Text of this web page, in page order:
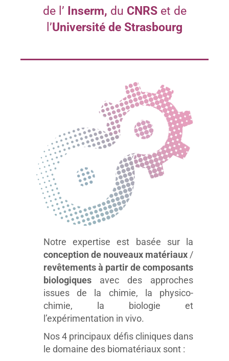
de l’ Inserm, du CNRS et de
l’Université de Strasbourg
Notre expertise est basée sur la
conception de nouveaux matériaux /
revêtements à partir de composants
biologiques avec des approches
issues de la chimie, la physico-
chimie, la biologie et
l’expérimentation in vivo.
Nos 4 principaux défis cliniques dans
le domaine des biomatériaux sont :